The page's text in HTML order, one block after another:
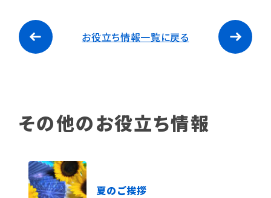
お役立ち情報一覧に戻る
その他のお役立ち情報
夏のご挨拶